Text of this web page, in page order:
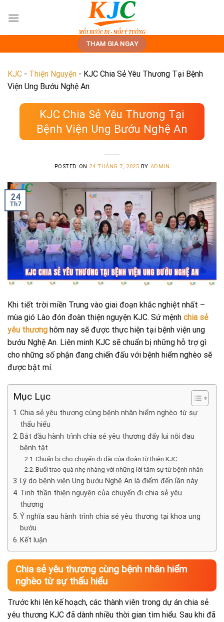
THAM GIA NGAY
KJC - Thiện Nguyện - KJC Chia Sẻ Yêu Thương Tại Bệnh
Viện Ung Bướu Nghệ An
KJC Chia Sẻ Yêu Thương Tại
Bệnh Viện Ung Bướu Nghệ An
POSTED ON 24 THÁNG 7, 2025 BY ADMIN
24
Th7
Khi tiết trời miền Trung vào giai đoạn khắc nghiệt nhất –
mùa gió Lào đón đoàn thiện nguyện KJC. Sứ mệnh chia sẻ
yêu thương hôm nay sẽ được thực hiện tại bệnh viện ung
bướu Nghệ An. Liên minh KJC sẽ chuẩn bị những hỗ trợ gì
cho những số phận đang chiến đấu với bệnh hiểm nghèo sẽ
được bật mí.
Mục Lục
Chia sẻ yêu thương cùng bệnh nhân hiểm nghèo từ sự
thấu hiểu
Bắt đầu hành trình chia sẻ yêu thương đẩy lui nỗi đau
bệnh tật
Chuẩn bị cho chuyến đi dài của đoàn từ thiện KJC
Buổi trao quà nhẹ nhàng với những lời tâm sự từ bệnh nhân
Lý do bệnh viện Ung bướu Nghệ An là điểm đến lần này
Tinh thần thiện nguyện của chuyến đi chia sẻ yêu
thương
Ý nghĩa sau hành trình chia sẻ yêu thương tại khoa ung
bướu
Kết luận
Chia sẻ yêu thương cùng bệnh nhân hiểm
nghèo từ sự thấu hiểu
Trước khi lên kế hoạch, các thành viên trong dự án chia sẻ
yêu thương KJC đã dành nhiều thời gian tìm hiểu. Sau khi đã